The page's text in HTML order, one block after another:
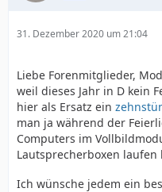
31. Dezember 2020 um 21:04
Liebe Forenmitglieder,
weil dieses Jahr in D kein
hier als Ersatz ein
man ja während der
Computers im
Lautsprecherboxen laufen
Ich wünsche jedem ein